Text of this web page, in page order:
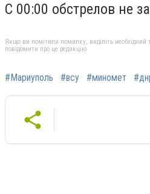
С 00:00 обстрелов не
Якщо ви помітили помилку, виділіть необхідний
повідомити про це редакцію
#Мариуполь #всу #миномет